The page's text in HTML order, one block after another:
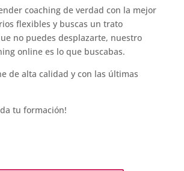
coaching de verdad con la mejor
flexibles y buscas un trato
no puedes desplazarte, nuestro
online es lo que buscabas.
de alta calidad y con las últimas
tu formación!